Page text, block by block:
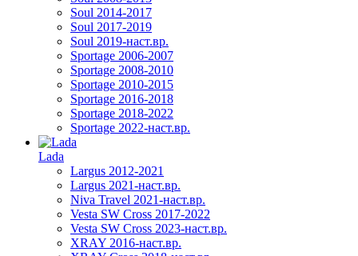
Soul 2014-2017
Soul 2017-2019
Soul 2019-наст.вр.
Sportage 2006-2007
Sportage 2008-2010
Sportage 2010-2015
Sportage 2016-2018
Sportage 2018-2022
Sportage 2022-наст.вр.
Lada
Largus 2012-2021
Largus 2021-наст.вр.
Niva Travel 2021-наст.вр.
Vesta SW Cross 2017-2022
Vesta SW Cross 2023-наст.вр.
XRAY 2016-наст.вр.